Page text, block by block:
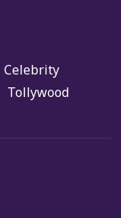
Celebrity
Tollywood